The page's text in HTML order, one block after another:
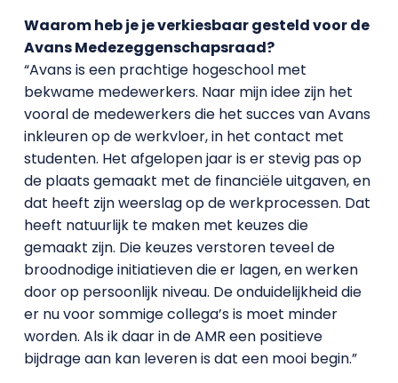
Waarom heb je je verkiesbaar gesteld voor de
Avans Medezeggenschapsraad?
“Avans is een prachtige hogeschool met
bekwame medewerkers. Naar mijn idee zijn het
vooral de medewerkers die het succes van Avans
inkleuren op de werkvloer, in het contact met
studenten. Het afgelopen jaar is er stevig pas op
de plaats gemaakt met de financiële uitgaven, en
dat heeft zijn weerslag op de werkprocessen. Dat
heeft natuurlijk te maken met keuzes die
gemaakt zijn. Die keuzes verstoren teveel de
broodnodige initiatieven die er lagen, en werken
door op persoonlijk niveau. De onduidelijkheid die
er nu voor sommige collega’s is moet minder
worden. Als ik daar in de AMR een positieve
bijdrage aan kan leveren is dat een mooi begin.”